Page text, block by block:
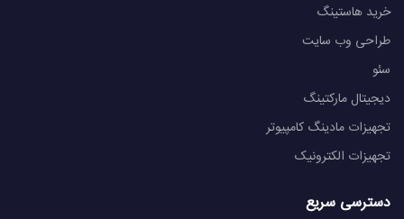
خرید هاستینگ
طراحی وب سایت
سئو
دیجیتال مارکتینگ
تجهیزات مادینگ کامپیوتر
تجهیزات الکترونیک
دسترسی سریع